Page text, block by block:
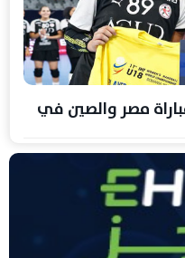
مصر والصين في